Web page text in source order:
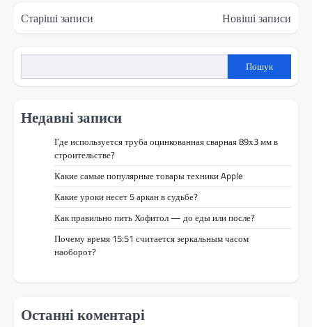
Навігація
за
записами
Старіші записи Новіші записи
Пошук
Недавні записи
Где используется труба оцинкованная сварная 89х3 мм в
строительстве?
Какие самые популярные товары техники Apple
Какие уроки несет 5 аркан в судьбе?
Как правильно пить Хофитол — до еды или после?
Почему время 15:51 считается зеркальным часом
наоборот?
Останні коментарі